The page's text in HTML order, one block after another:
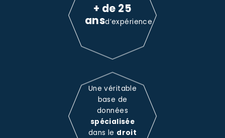
+ de 25
ansd’expérience
Une véritable
base de
données
spécialisée
dans le droit